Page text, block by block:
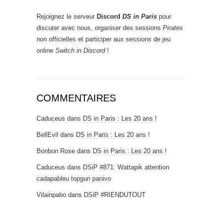
Rejoignez le serveur Discord DS in Paris pour
discuter avec nous, organiser des sessions Pirates
non officielles et participer aux sessions de jeu
online Switch in Discord!
COMMENTAIRES
Caduceus dans DS in Paris : Les 20 ans !
BellEvil dans DS in Paris : Les 20 ans !
Bonbon Rose dans DS in Paris : Les 20 ans !
Caduceus dans DSiP #871: Wattapik attention
cadapableu topgun panivo
Vilainpabo dans DSiP #RIENDUTOUT